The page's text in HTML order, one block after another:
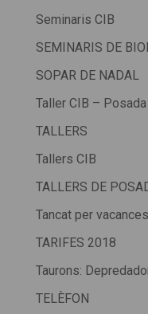
Seminaris CIB
SEMINARIS DE
SOPAR DE NADAL
Taller CIB –
TALLERS
Tallers CIB
TALLERS DE
Tancat per vacances
TARIFES 2018
Taurons:
TELÈFON